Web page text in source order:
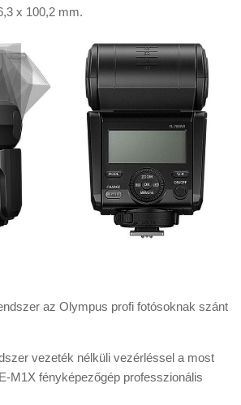
x 100,2 mm.
az Olympus profi fotósoknak szánt
vezeték nélküli vezérléssel a most
M1X fényképezőgép professzionális